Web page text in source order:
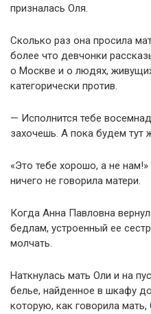
призналась Оля.
Сколько раз она просила
более что девчонки
о Москве и о людях,
категорически против.
— Исполнится тебе
захочешь. А пока будем тут
«Это тебе хорошо, а не
ничего не говорила матери.
Когда Анна Павловна
бедлам, устроенный ее
молчать.
Наткнулась мать Оли и на
белье, найденное в шкафу
которую, как говорила